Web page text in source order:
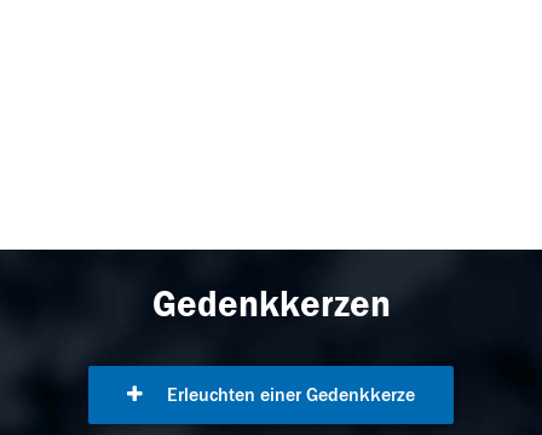
Gedenkkerzen
Erleuchten einer Gedenkkerze